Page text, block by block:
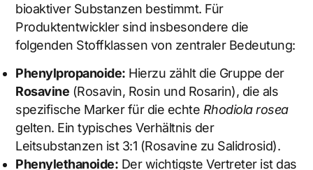
bioaktiver Substanzen bestimmt. Für
Produktentwickler sind insbesondere die
folgenden Stoffklassen von zentraler Bedeutung:
Phenylpropanoide: Hierzu zählt die Gruppe der
Rosavine (Rosavin, Rosin und Rosarin), die als
spezifische Marker für die echte Rhodiola rosea
gelten. Ein typisches Verhältnis der
Leitsubstanzen ist 3:1 (Rosavine zu Salidrosid).
Phenylethanoide: Der wichtigste Vertreter ist das